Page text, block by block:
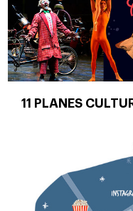
11 PLANES